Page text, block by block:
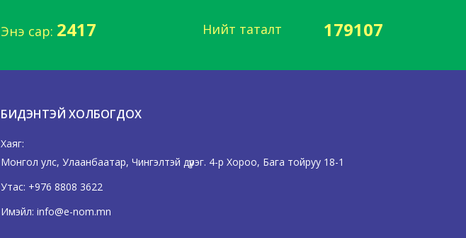
Энэ сар: 2417 Нийт таталт 179107
БИДЭНТЭЙ ХОЛБОГДОХ
Хаяг:
Монгол улс, Улаанбаатар, Чингэлтэй дүүрэг. 4-р Хороо, Бага тойруу 18-1
Утас: +976 8808 3622
Имэйл: info@e-nom.mn